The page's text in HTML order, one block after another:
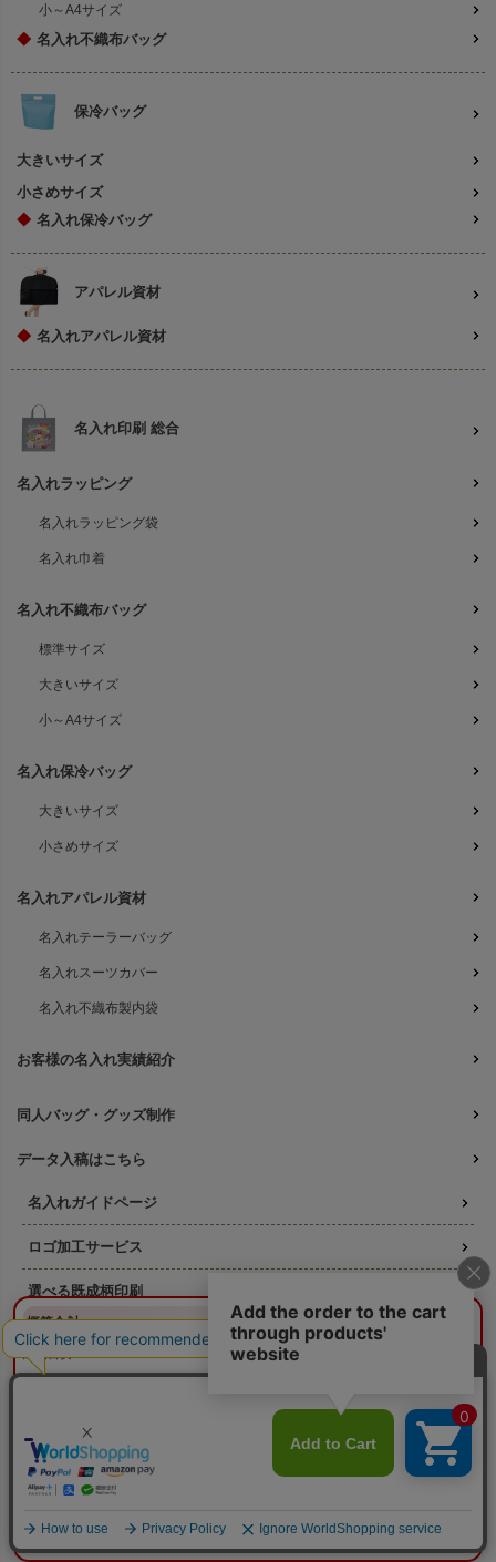
概算合計 ¥0 閉じる
—
印刷サイズ：
—
—
オプション：特殊インクを使用しない
本体代： ¥0 印刷代：¥0
オプション代：¥0
小～A4サイズ
◆ 名入れ不織布バッグ
保冷バッグ
大きいサイズ
小さめサイズ
◆ 名入れ保冷バッグ
アパレル資材
◆ 名入れアパレル資材
名入れ印刷 総合
名入れラッピング
名入れラッピング袋
名入れ巾着
名入れ不織布バッグ
標準サイズ
大きいサイズ
小～A4サイズ
名入れ保冷バッグ
大きいサイズ
小さめサイズ
名入れアパレル資材
名入れテーラーバッグ
名入れスーツカバー
名入れ不織布製内袋
お客様の名入れ実績紹介
同人バッグ・グッズ制作
データ入稿はこちら
名入れガイドページ
ロゴ加工サービス
選べる既成柄印刷
フルカラー印刷 既成柄一覧
名入れ印刷の料金ガイド
そもそも「版代」ってなに？
印刷方法ごとの必要な版数
リピート注文の版代は不要